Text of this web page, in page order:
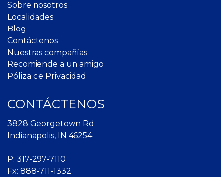
Sobre nosotros
Localidades
Blog
Contáctenos
Nuestras compañías
Recomiende a un amigo
Póliza de Privacidad
CONTÁCTENOS
3828 Georgetown Rd
Indianapolis, IN 46254
P: 317-297-7110
Fx: 888-711-1332